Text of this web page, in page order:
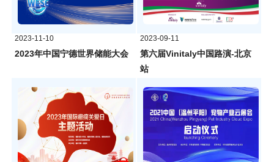
2023-11-10
2023年中国宁德世界储能大会
2023-09-11
第六届Vinitaly中国路演-北京
站